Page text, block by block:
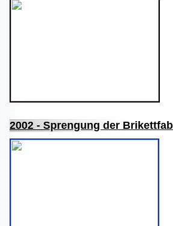
2002 - Sprengung der